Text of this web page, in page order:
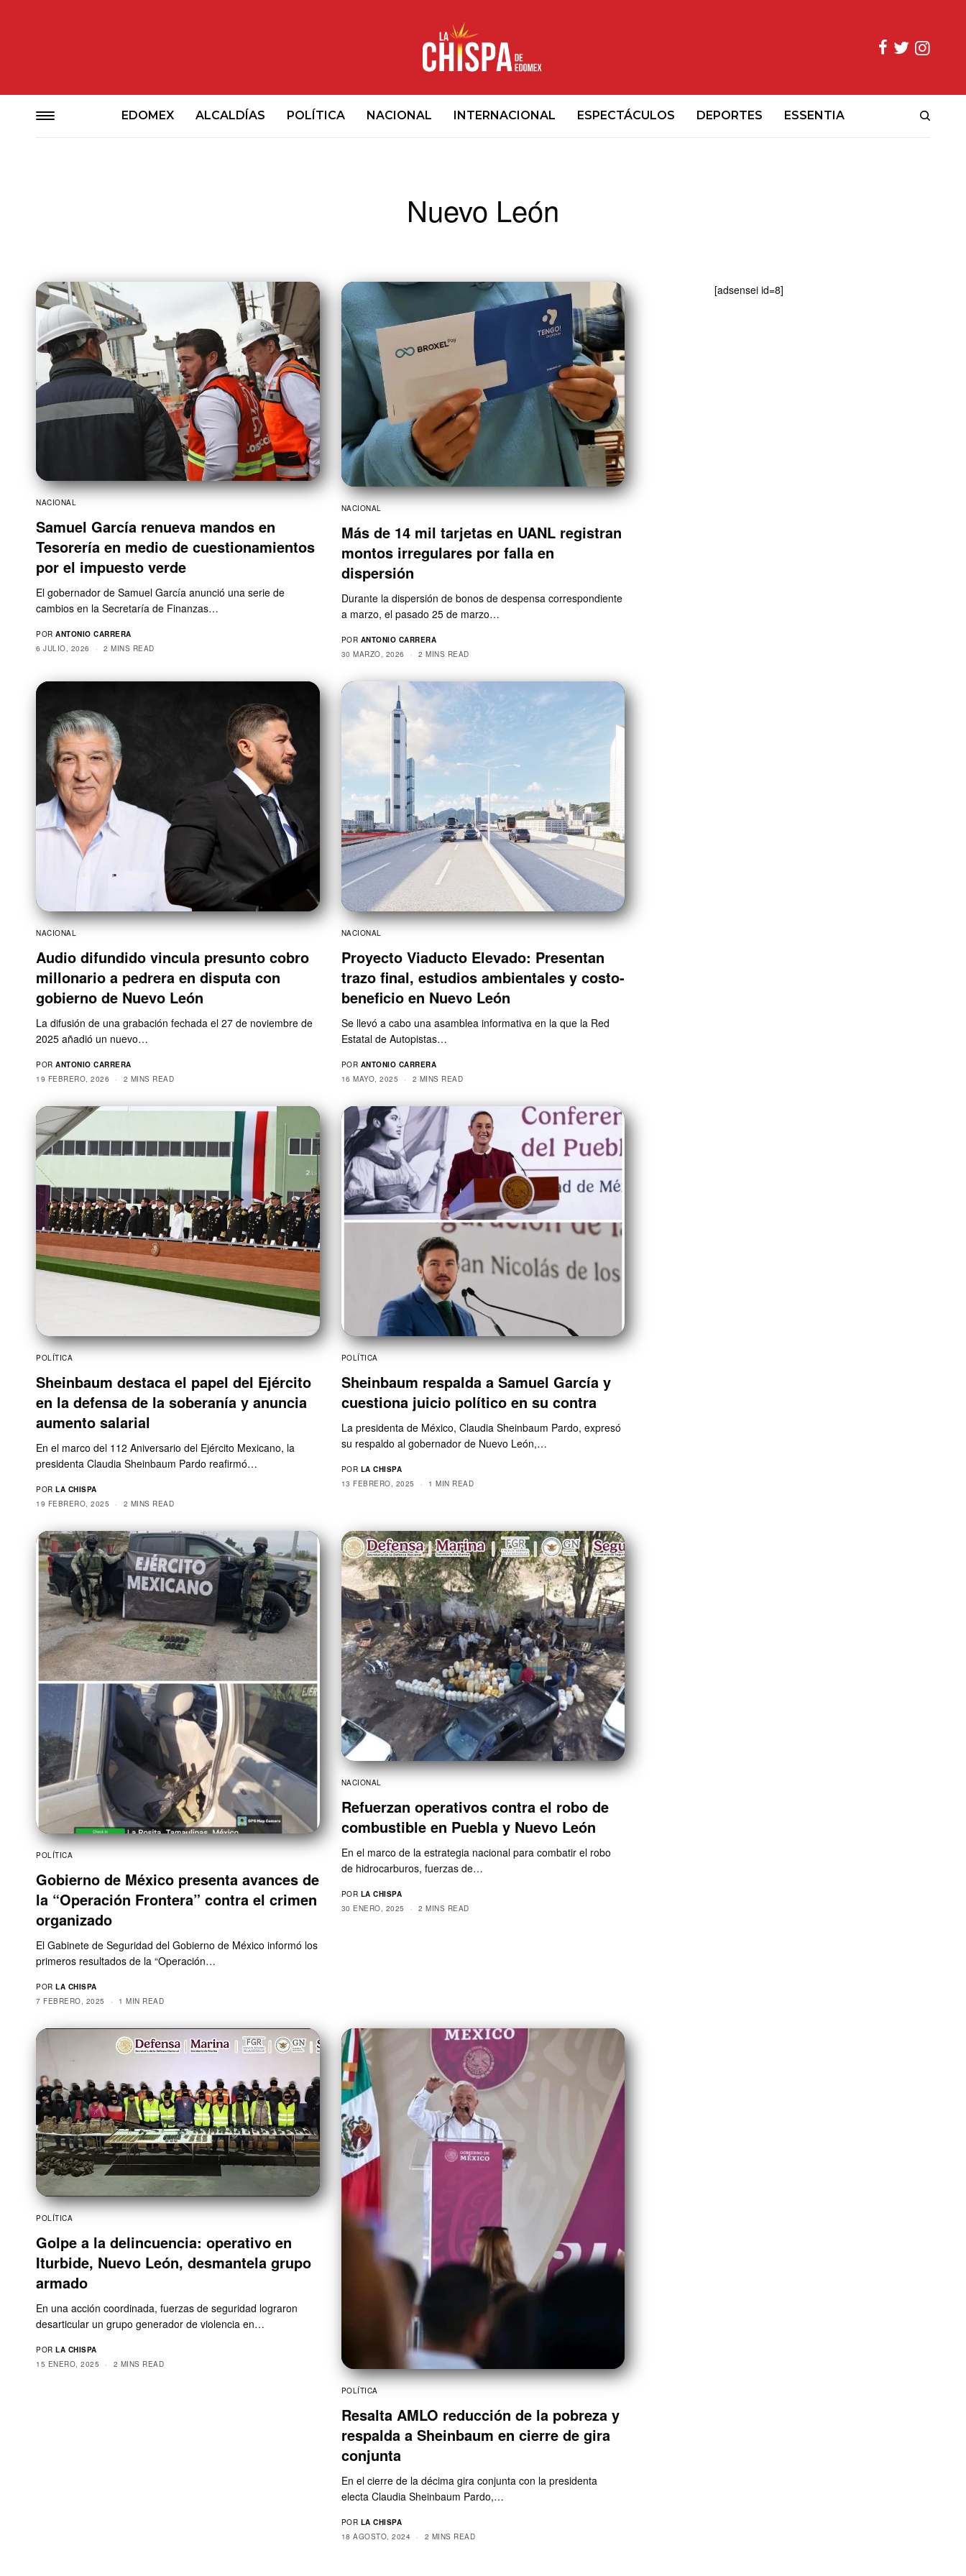
EDOMEX ALCALDÍAS POLÍTICA NACIONAL INTERNACIONAL ESPECTÁCULOS DEPORTES ESSENTIA
Nuevo León
NACIONAL
Samuel García renueva mandos en
Tesorería en medio de cuestionamientos
por el impuesto verde
El gobernador de Samuel García anunció una serie de
cambios en la Secretaría de Finanzas…
POR ANTONIO CARRERA
6 JULIO, 2026
2 MINS READ
NACIONAL
Más de 14 mil tarjetas en UANL registran
montos irregulares por falla en
dispersión
Durante la dispersión de bonos de despensa correspondiente
a marzo, el pasado 25 de marzo…
POR ANTONIO CARRERA
30 MARZO, 2026
2 MINS READ
NACIONAL
Audio difundido vincula presunto cobro
millonario a pedrera en disputa con
gobierno de Nuevo León
La difusión de una grabación fechada el 27 de noviembre de
2025 añadió un nuevo…
POR ANTONIO CARRERA
19 FEBRERO, 2026
2 MINS READ
NACIONAL
Proyecto Viaducto Elevado: Presentan
trazo final, estudios ambientales y costo-
beneficio en Nuevo León
Se llevó a cabo una asamblea informativa en la que la Red
Estatal de Autopistas…
POR ANTONIO CARRERA
16 MAYO, 2025
2 MINS READ
POLÍTICA
Sheinbaum destaca el papel del Ejército
en la defensa de la soberanía y anuncia
aumento salarial
En el marco del 112 Aniversario del Ejército Mexicano, la
presidenta Claudia Sheinbaum Pardo reafirmó…
POR LA CHISPA
19 FEBRERO, 2025
2 MINS READ
POLÍTICA
Sheinbaum respalda a Samuel García y
cuestiona juicio político en su contra
La presidenta de México, Claudia Sheinbaum Pardo, expresó
su respaldo al gobernador de Nuevo León,…
POR LA CHISPA
13 FEBRERO, 2025
1 MIN READ
POLÍTICA
Gobierno de México presenta avances de
la “Operación Frontera” contra el crimen
organizado
El Gabinete de Seguridad del Gobierno de México informó los
primeros resultados de la “Operación…
POR LA CHISPA
7 FEBRERO, 2025
1 MIN READ
NACIONAL
Refuerzan operativos contra el robo de
combustible en Puebla y Nuevo León
En el marco de la estrategia nacional para combatir el robo
de hidrocarburos, fuerzas de…
POR LA CHISPA
30 ENERO, 2025
2 MINS READ
POLÍTICA
Golpe a la delincuencia: operativo en
Iturbide, Nuevo León, desmantela grupo
armado
En una acción coordinada, fuerzas de seguridad lograron
desarticular un grupo generador de violencia en…
POR LA CHISPA
15 ENERO, 2025
2 MINS READ
POLÍTICA
Resalta AMLO reducción de la pobreza y
respalda a Sheinbaum en cierre de gira
conjunta
En el cierre de la décima gira conjunta con la presidenta
electa Claudia Sheinbaum Pardo,…
POR LA CHISPA
18 AGOSTO, 2024
2 MINS READ
[adsensei id=8]